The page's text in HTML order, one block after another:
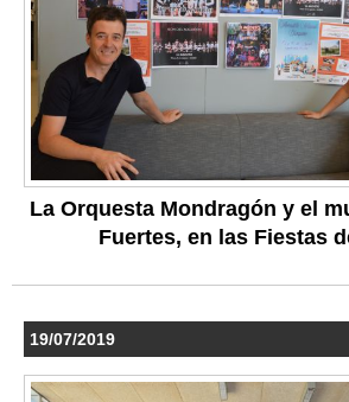
La Orquesta Mondragón y el
Fuertes, en las Fiestas
19/07/2019